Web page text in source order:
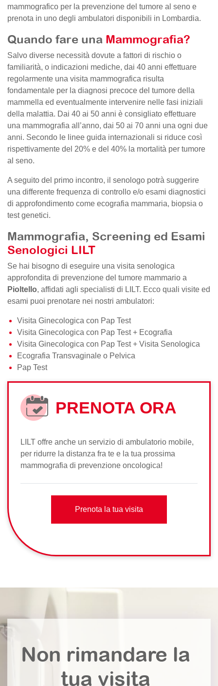
mammografico per la prevenzione del tumore al seno e
prenota in uno degli ambulatori disponibili in Lombardia.
Quando fare una Mammografia?
Salvo diverse necessità dovute a fattori di rischio o
familiarità, o indicazioni mediche, dai 40 anni effettuare
regolarmente una visita mammografica risulta
fondamentale per la diagnosi precoce del tumore della
mammella ed eventualmente intervenire nelle fasi iniziali
della malattia. Dai 40 ai 50 anni è consigliato effettuare
una mammografia all’anno, dai 50 ai 70 anni una ogni due
anni. Secondo le linee guida internazionali si riduce così
rispettivamente del 20% e del 40% la mortalità per tumore
al seno.
A seguito del primo incontro, il senologo potrà suggerire
una differente frequenza di controllo e/o esami diagnostici
di approfondimento come ecografia mammaria, biopsia o
test genetici.
Mammografia, Screening ed Esami
Senologici LILT
Se hai bisogno di eseguire una visita senologica
approfondita di prevenzione del tumore mammario a
Pioltello, affidati agli specialisti di LILT. Ecco quali visite ed
esami puoi prenotare nei nostri ambulatori:
Visita Ginecologica con Pap Test
Visita Ginecologica con Pap Test + Ecografia
Visita Ginecologica con Pap Test + Visita Senologica
Ecografia Transvaginale o Pelvica
Pap Test
PRENOTA ORA
LILT offre anche un servizio di ambulatorio mobile,
per ridurre la distanza fra te e la tua prossima
mammografia di prevenzione oncologica!
Prenota la tua visita
Non rimandare la
tua visita